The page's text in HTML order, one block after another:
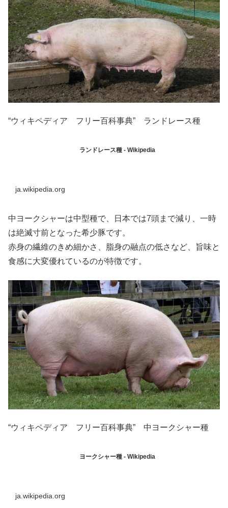
“ウィキペディア フリー百科事典” ランドレース種
ランドレース種 - Wikipedia
ja.wikipedia.org
中ヨークシャーは中型種で、日本では7頭まで減り、一時
は絶滅寸前となった希少豚です。
赤身の繊維のきめ細かさ、脂身の融点の低さなど、旨味と
食感に大変優れているのが特徴です。
“ウィキペディア フリー百科事典” 中ヨークシャー種
ヨークシャー種 - Wikipedia
ja.wikipedia.org